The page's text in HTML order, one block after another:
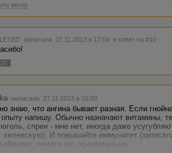
ветку
написала 27.11.2013 в 17:04 в ответ на #10
написала 27.11.2013 в 16:59
знаю, что ангина бывает разная. Если
напишу. Обычно назначают витамины,
спреи - мне нет, иногда даже
хелевскую). И повышайте иммунитет
лечите его основательно.